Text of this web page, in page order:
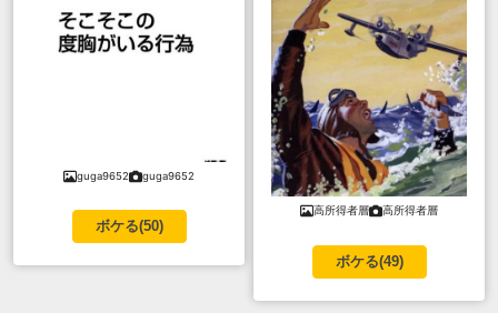
guga9652 guga9652
ボケる(50)
高所得者層 高所得者層
ボケる(49)